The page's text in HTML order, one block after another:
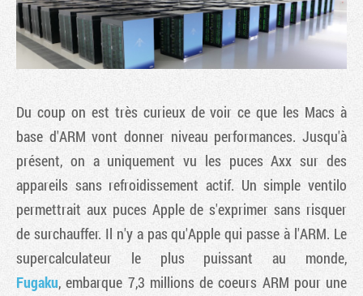
Du coup on est très curieux de voir ce que les Macs à
base d'ARM vont donner niveau performances. Jusqu'à
présent, on a uniquement vu les puces Axx sur des
appareils sans refroidissement actif. Un simple ventilo
permettrait aux puces Apple de s'exprimer sans risquer
de surchauffer. Il n'y a pas qu'Apple qui passe à l'ARM. Le
supercalculateur le plus puissant au monde,
Fugaku, embarque 7,3 millions de coeurs ARM pour une